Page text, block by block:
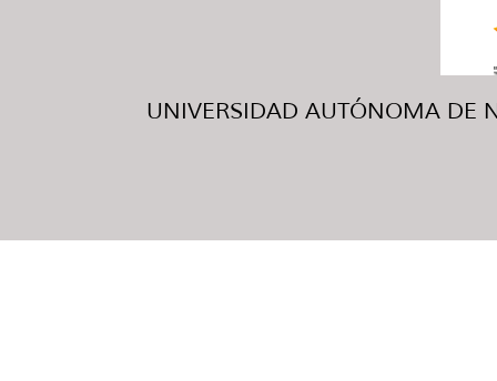
UNIVERSIDAD AUTÓNOMA DE